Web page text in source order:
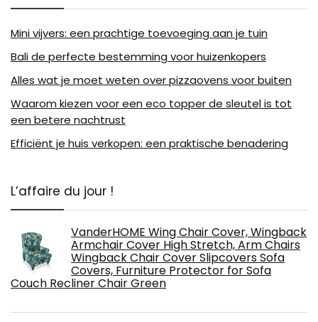
Mini vijvers: een prachtige toevoeging aan je tuin
Bali de perfecte bestemming voor huizenkopers
Alles wat je moet weten over pizzaovens voor buiten
Waarom kiezen voor een eco topper de sleutel is tot
een betere nachtrust
Efficiënt je huis verkopen: een praktische benadering
L’affaire du jour !
VanderHOME Wing Chair Cover, Wingback
Armchair Cover High Stretch, Arm Chairs
Wingback Chair Cover Slipcovers Sofa
Covers, Furniture Protector for Sofa
Couch Recliner Chair Green